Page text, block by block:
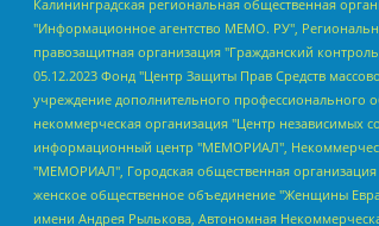
Калининградская региональная общественная организация "Экозащита!-Женсовет", Фонд содействия защите прав и свобод граждан "Общественный вердикт", Фонд "Институт Развития Свободы Информации", Частное учреждение "Информационное агентство МЕМО. РУ", Региональная общественная организация "Общественная комиссия по сохранению наследия академика Сахарова", Фонд поддержки свободы прессы, Санкт-Петербургская общественная правозащитная организация "Гражданский контроль", Межрегиональная общественная организация "Информационно-просветительский центр "Мемориал", Региональный Фонд "Центр Защиты Прав Средств Массовой Информации", с 05.12.2023 Фонд "Центр Защиты Прав Средств массовой информации", Региональная общественная благотворительная организация помощи беженцам и мигрантам "Гражданское содействие", Негосударственное образовательное учреждение дополнительного профессионального образования (повышение квалификации) специалистов "АКАДЕМИЯ ПО ПРАВАМ ЧЕЛОВЕКА", Свердловская региональная общественная организация "Сутяжник", Автономная некоммерческая организация "Центр независимых социологических исследований", Союз общественных объединений "Российский исследовательский центр по правам человека", Региональное общественное учреждение научно-информационный центр "МЕМОРИАЛ", Некоммерческая организация "Фонд защиты гласности", Автономная некоммерческая организация "Институт прав человека", Городская общественная организация "Екатеринбургское общество "МЕМОРИАЛ", Городская общественная организация "Рязанское историко-просветительское и правозащитное общество "Мемориал" (Рязанский Мемориал), Челябинский региональный орган общественной самодеятельности – женское общественное объединение "Женщины Евразии", Челябинский региональный орган общественной самодеятельности "Уральская правозащитная группа", Фонд содействия защите здоровья и социальной справедливости имени Андрея Рылькова, Автономная Некоммерческая Организация "Аналитический Центр Юрия Левады", Автономная некоммерческая организация социальной поддержки населения "Проект Апрель", Региональная общественная организация помощи женщинам и детям, находящимся в кризисной ситуации "Информационно-методический центр "Анна", Фонд содействия развитию массовых